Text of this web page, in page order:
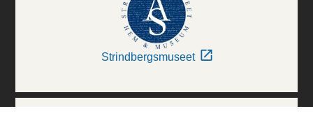
Strindbergsmuseet